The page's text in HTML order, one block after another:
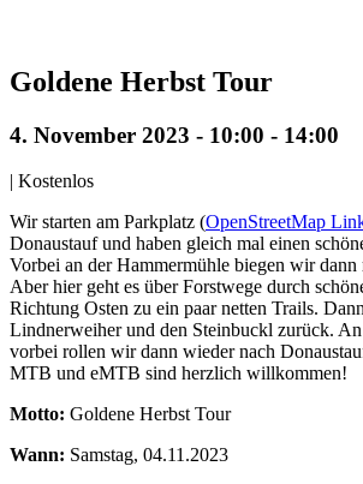
Goldene Herbst Tour
4. November 2023 - 10:00 - 14:00
| Kostenlos
Wir starten am Parkplatz (OpenStreetMap
Donaustauf und haben gleich mal einen
Vorbei an der Hammermühle biegen wir
Aber hier geht es über Forstwege durch
Richtung Osten zu ein paar netten Trails.
Lindnerweiher und den Steinbuckl zurück.
vorbei rollen wir dann wieder nach
MTB und eMTB sind herzlich willkommen!
Motto: Goldene Herbst Tour
Wann: Samstag, 04.11.2023